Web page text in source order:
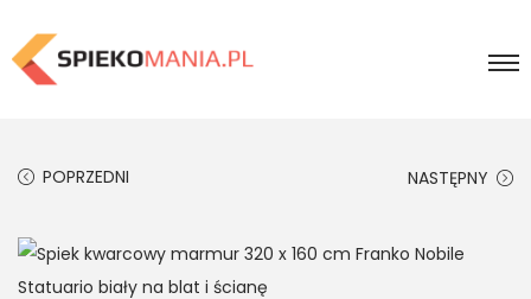
POPRZEDNI NASTĘPNY